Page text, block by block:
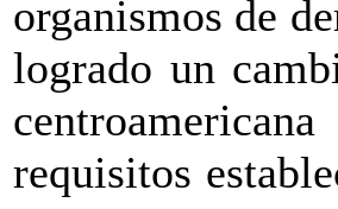
organismos de
logrado un
requisitos